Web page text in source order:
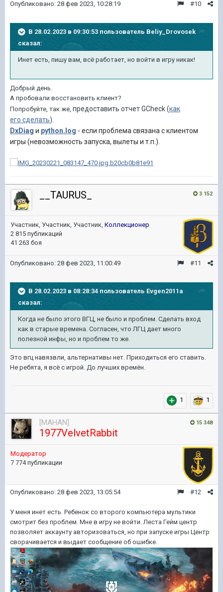
#10
Опубликовано: 28 фев 2023, 10:28:19
В 28.02.2023 в 09:30:53 пользователь Beliy_Drovosek
сказал:
Инет есть, пишу вам, всё работает, но войти в игру никак!
Добрый день.
А пробовали восстановить клиент?
Попробуйте, так же, предоставить отчет GCheck(как
его сделать).
DxDiag и python.log - если проблема связана с клиентом
игры (невозможность запуска, вылеты и т.п .)
3 152
__TAURUS_
Участник, Участник, Участник, Коллекционер
2 815 публикаций
41 263 боя
#11
Опубликовано: 28 фев 2023, 11:00:49
В 28.02.2023 в 08:28:34 пользователь Evgen2011a
сказал:
Когда не было этого ВГЦ, не было и проблем. Сделать вход
как в старые времена. Согласен, что ЛГЦ дает много
полезной инфы, но и проблем то же.
Это вгц навязвли, альтернативы нет. Приходиться его ставить.
Не ребята, я всё с игрой. До лучших времён.
1 1
15 348
[MAHAN]
1977VelvetRabbit
Модератор
7 774 публикации
#12
Опубликовано: 28 фев 2023, 13:05:54
У меня инет есть. Ребенок со второго компьютера мультики
смотрит без проблем. Мне в игру не войти. Леста Гейм центр
позволяет аккаунту авторизоваться, но при запуске игры Центр
сворачивается и выдает сообщение об ошибке.